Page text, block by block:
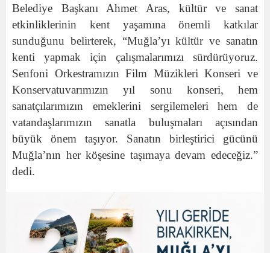
Belediye Başkanı Ahmet Aras, kültür ve sanat
etkinliklerinin kent yaşamına önemli katkılar
sunduğunu belirterek, “Muğla’yı kültür ve sanatın
kenti yapmak için çalışmalarımızı sürdürüyoruz.
Senfoni Orkestramızın Film Müzikleri Konseri ve
Konservatuvarımızın yıl sonu konseri, hem
sanatçılarımızın emeklerini sergilemeleri hem de
vatandaşlarımızın sanatla buluşmaları açısından
büyük önem taşıyor. Sanatın birleştirici gücünü
Muğla’nın her köşesine taşımaya devam edeceğiz.”
dedi.